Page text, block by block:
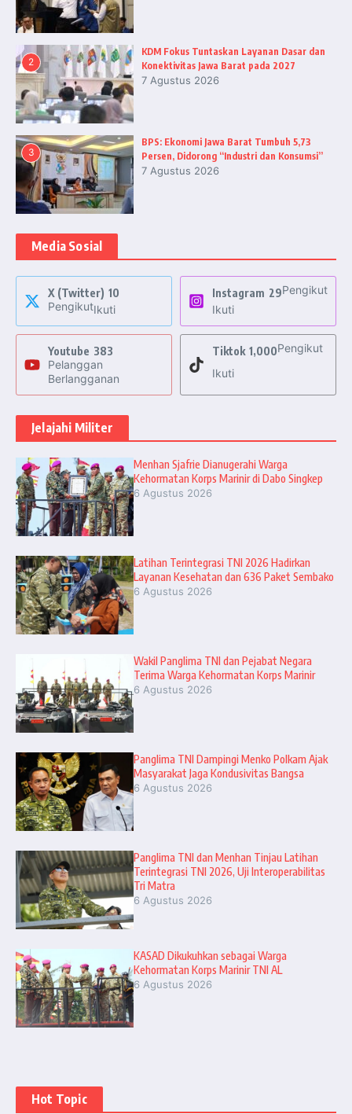
2
KDM Fokus Tuntaskan Layanan Dasar dan
Konektivitas Jawa Barat pada 2027
7 Agustus 2026
3
BPS: Ekonomi Jawa Barat Tumbuh 5,73
Persen, Didorong “Industri dan Konsumsi”
7 Agustus 2026
Media Sosial
X (Twitter) 10
PengikutIkuti
Instagram 29Pengikut
Ikuti
Youtube 383
Pelanggan
Berlangganan
Tiktok 1,000Pengikut
Ikuti
Jelajahi Militer
Menhan Sjafrie Dianugerahi Warga
Kehormatan Korps Marinir di Dabo Singkep
6 Agustus 2026
Latihan Terintegrasi TNI 2026 Hadirkan
Layanan Kesehatan dan 636 Paket Sembako
6 Agustus 2026
Wakil Panglima TNI dan Pejabat Negara
Terima Warga Kehormatan Korps Marinir
6 Agustus 2026
Panglima TNI Dampingi Menko Polkam Ajak
Masyarakat Jaga Kondusivitas Bangsa
6 Agustus 2026
Panglima TNI dan Menhan Tinjau Latihan
Terintegrasi TNI 2026, Uji Interoperabilitas
Tri Matra
6 Agustus 2026
KASAD Dikukuhkan sebagai Warga
Kehormatan Korps Marinir TNI AL
6 Agustus 2026
Hot Topic